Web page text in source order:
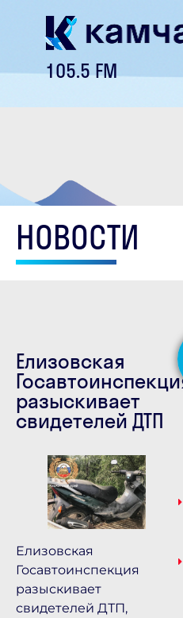
105.5 FM
НОВОСТИ
Елизовская
разыскивает
свидетелей ДТП
Елизовская
Госавтоинспекция
разыскивает
свидетелей ДТП,